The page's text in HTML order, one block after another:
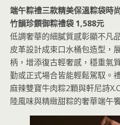
端午粽禮三款精美保溫粽袋時
竹韻珍饌御粽禮袋 1,588元
低調奢華的細膩質感彰顯不凡
皮革設計成束口水桶包造型，
柄，增添復古輕奢感，穩重氣
勤或正式場合皆能輕鬆駕馭。
麻辣雙寶牛肉粽2顆與軒尼詩
陸風味與精緻甜粽的奢華端午